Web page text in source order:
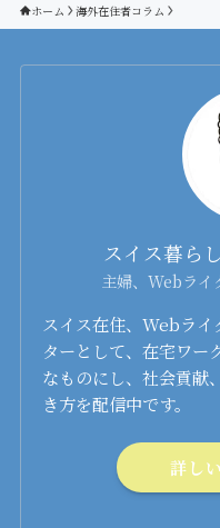
ホーム 海外在住者コラム
スイス暮ら
主婦、Webライ
スイス在住、Webライ
ターとして、在宅ワー
なものにし、社会貢献
き方を配信中です。
詳し